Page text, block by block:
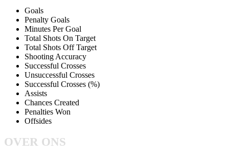
Goals
Penalty Goals
Minutes Per Goal
Total Shots On Target
Total Shots Off Target
Shooting Accuracy
Successful Crosses
Unsuccessful Crosses
Successful Crosses (%)
Assists
Chances Created
Penalties Won
Offsides
OVER ONS